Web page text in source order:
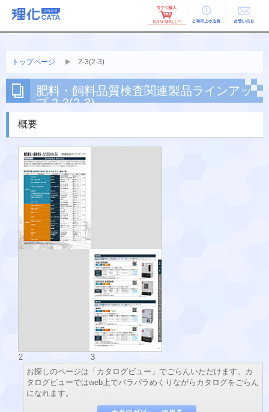
ご利用上の お問い合せ
トップページ 2-3(2-3)
肥料・飼料品質検査関連製品ラインアッ
プ 2-3(2-3)
概要
2
3
お探しのページは「カタログビュー」でごらんいただけます。カ
タログビューではweb上でパラパラめくりながらカタログをごらん
になれます。